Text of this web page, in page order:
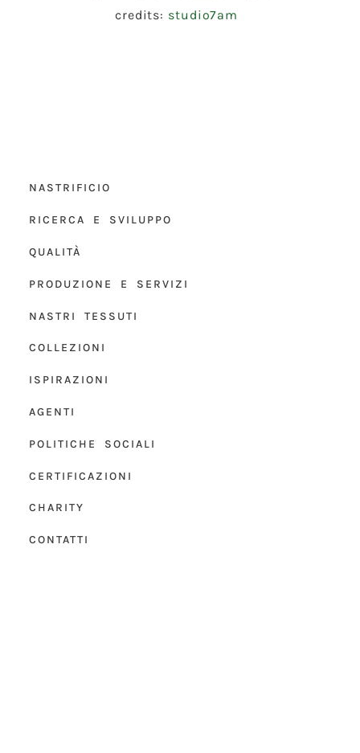
credits: studio7am
NASTRIFICIO
RICERCA E SVILUPPO
QUALITÀ
PRODUZIONE E SERVIZI
NASTRI TESSUTI
COLLEZIONI
ISPIRAZIONI
AGENTI
POLITICHE SOCIALI
CERTIFICAZIONI
CHARITY
CONTATTI